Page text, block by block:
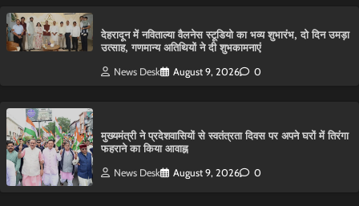
देहरादून में नविताल्या वैलनेस स्टूडियो का भव्य शुभारंभ, दो दिन उमड़ा
उत्साह, गणमान्य अतिथियों ने दी शुभकामनाएं
News Desk August 9, 2026 0
मुख्यमंत्री ने प्रदेशवासियों से स्वतंत्रता दिवस पर अपने घरों में तिरंगा
फहराने का किया आवाह्न
News Desk August 9, 2026 0